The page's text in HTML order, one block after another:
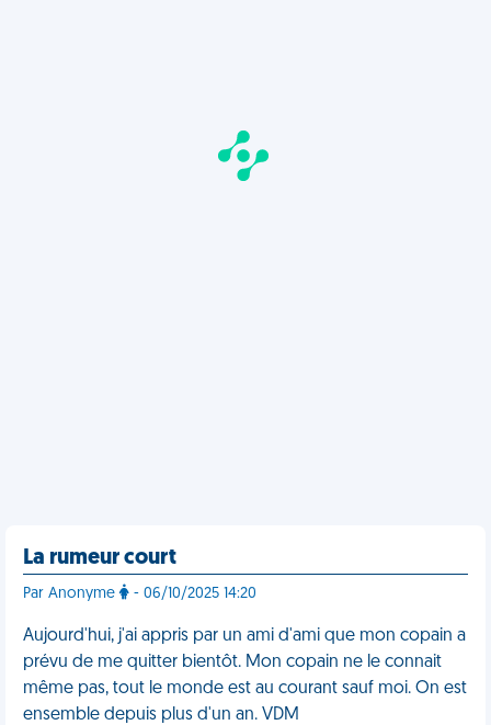
La rumeur court
Par Anonyme - 06/10/2025 14:20
Aujourd'hui, j'ai appris par un ami d'ami que mon copain a
prévu de me quitter bientôt. Mon copain ne le connait
même pas, tout le monde est au courant sauf moi. On est
ensemble depuis plus d'un an. VDM